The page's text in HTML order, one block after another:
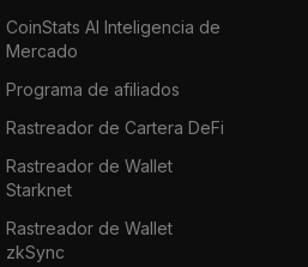
CoinStats AI Inteligencia de
Mercado
Programa de afiliados
Rastreador de Cartera DeFi
Rastreador de Wallet
Starknet
Rastreador de Wallet
zkSync